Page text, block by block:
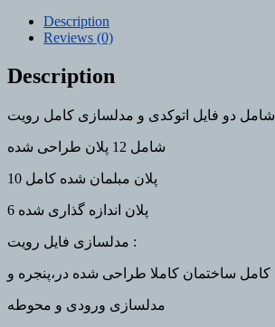
Description
Reviews (0)
Description
شامل دو فایل اتوکدی و مدلسازی کامل رویت
شامل 12 پلان طراحی شده
10 پلان مبلمان شده کامل
6 پلان اندازه گذاری شده
مدلسازی فایل رویت :
مدلسازی ورودی و محوطه